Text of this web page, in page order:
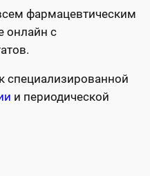
фармацевтическим
онлайн с
специализированной
и периодической